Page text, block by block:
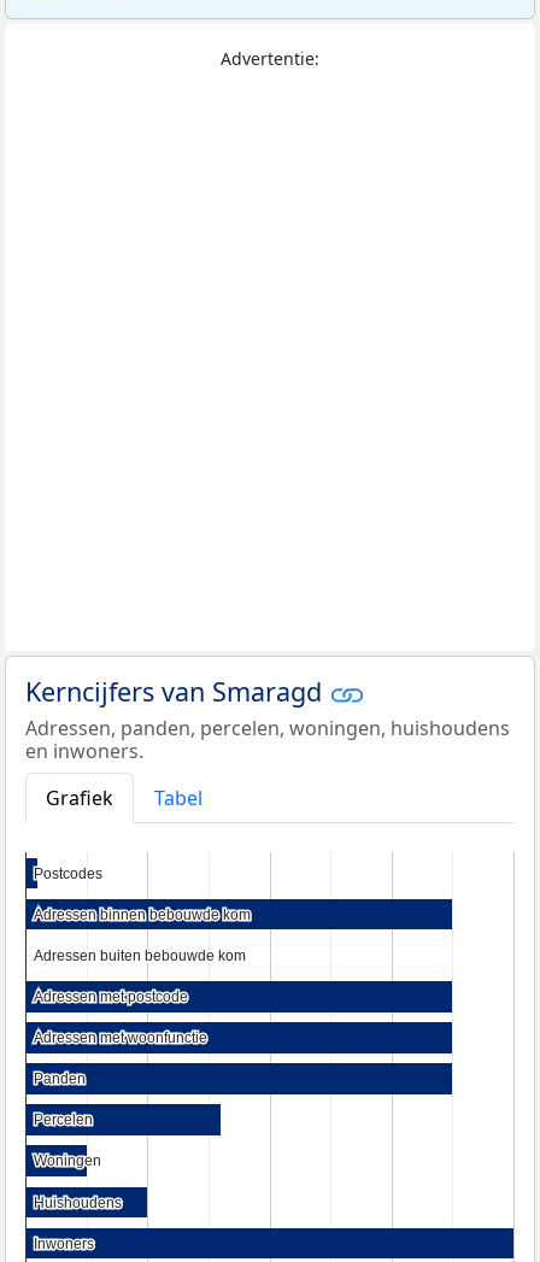
Advertentie:
Kerncijfers van Smaragd
Adressen, panden, percelen, woningen, huishoudens
en inwoners.
Grafiek
Tabel
Postcodes
Postcodes
Adressen binnen bebouwde kom
Adressen binnen bebouwde kom
Adressen buiten bebouwde kom
Adressen buiten bebouwde kom
Adressen met postcode
Adressen met postcode
Adressen met woonfunctie
Adressen met woonfunctie
Panden
Panden
Percelen
Percelen
Woningen
Woningen
Huishoudens
Huishoudens
Inwoners
Inwoners